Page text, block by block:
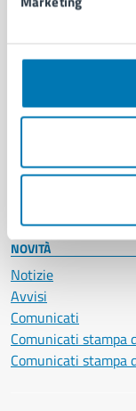
Autorizzazioni
Documenti e
Giustizia e
Imprese e
Salute, benessere
Servizi Cimiteriali
NOVITÀ
Notizie
Avvisi
Comunicati
Comunicati stampa
Comunicati stampa